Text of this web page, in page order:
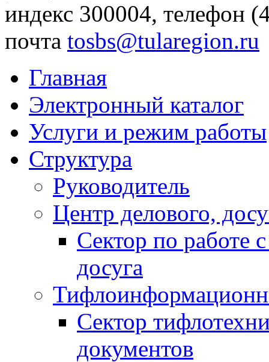
индекс 300004, телефон
почта tosbs@tularegion.ru
Главная
Электронный каталог
Услуги и режим работы
Структура
Руководитель
Центр делового,
Сектор по работе
досуга
Сектор
документов